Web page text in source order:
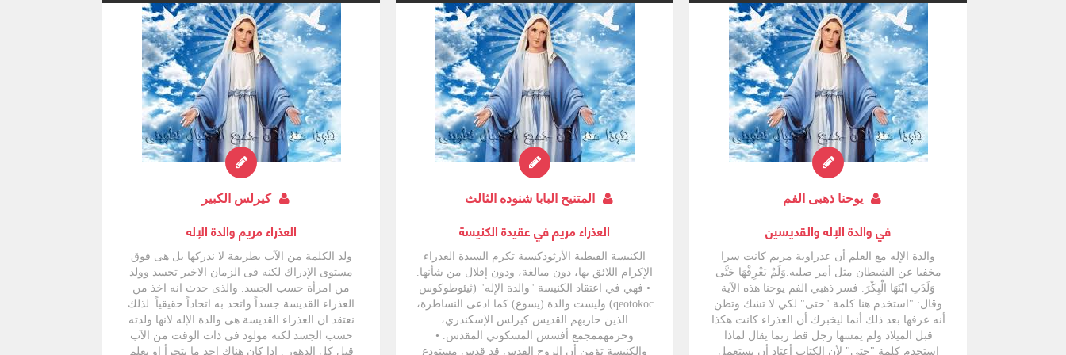
يوحنا ذهبى الفم
في والدة الإله والقديسين
والدة الإله مع العلم أن عذراوية مريم كانت سرا
مخفيا عن الشيطان مثل أمر صلبه.وَلَمْ يَعْرِفْهَا حَتَّى
وَلَدَتِ ابْنَهَا الْبِكْرَ. فسر ذهبي الفم يوحنا هذه الآية
وقال: "استخدم هنا كلمة "حتى" لكي لا تشك وتظن
أنه عرفها بعد ذلك أنما ليخبرك أن العذراء كانت هكذا
قبل الميلاد ولم يمسها رجل قط ربما يقال لماذا
استخدم كلمة "حتى" لأن الكتاب أعتاد أن يستعمل
المتنيح البابا شنوده الثالث
العذراء مريم في عقيدة الكنيسة
الكنيسة القبطية الأرثوذكسية تكرم السيدة العذراء
الإكرام اللائق بها، دون مبالغة، ودون إقلال من شأنها.
• فهي في اعتقاد الكنيسة "والدة الإله" (ثيئوطوكوس
qeotokoc).وليست والدة (يسوع) كما ادعى النساطرة،
الذين حاربهم القديس كيرلس الإسكندري،
وحرمهممجمع أفسس المسكوني المقدس. •
والكنيسة تؤمن أن الروح القدس قد قدس مستودع
كيرلس الكبير
العذراء مريم والدة الإله
ولد الكلمة من الآب بطريقة لا ندركها بل هى فوق
مستوى الإدراك لكنه فى الزمان الاخير تجسد وولد
من امرأة حسب الجسد. والذى حدث انه اخذ من
العذراء القديسة جسداً واتحد به اتحاداً حقيقياً. لذلك
نعتقد ان العذراء القديسة هى والدة الإله لانها ولدته
حسب الجسد لكنه مولود فى ذات الوقت من الآب
قبل كل الدهور . اذا كان هناك احد ما يتجرأ او يعلم